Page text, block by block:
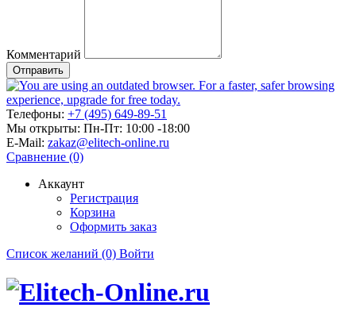
Комментарий
Отправить
Телефоны: +7 (495) 649-89-51
Мы открыты: Пн-Пт: 10:00 -18:00
E-Mail: zakaz@elitech-online.ru
Сравнение (0)
Аккаунт
Регистрация
Корзина
Оформить заказ
Список желаний (0) Войти